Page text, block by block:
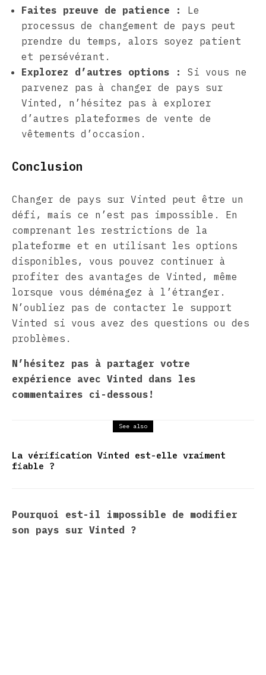
Faites preuve de patience :
Le
processus de changement de pays peut
prendre du temps, alors soyez patient
et persévérant.
Explorez d’autres options :
Si vous ne
parvenez pas à changer de pays sur
Vinted, n’hésitez pas à explorer
d’autres plateformes de vente de
vêtements d’occasion.
Conclusion
Changer de pays sur Vinted peut être un
défi, mais ce n’est pas impossible. En
comprenant les restrictions de la
plateforme et en utilisant les options
disponibles, vous pouvez continuer à
profiter des avantages de Vinted, même
lorsque vous déménagez à l’étranger.
N’oubliez pas de contacter le support
Vinted si vous avez des questions ou des
problèmes.
N’hésitez pas à partager votre
expérience avec Vinted dans les
commentaires ci-dessous!
See also
La vérification Vinted est-elle vraiment
fiable ?
Pourquoi est-il impossible de modifier
son pays sur Vinted ?